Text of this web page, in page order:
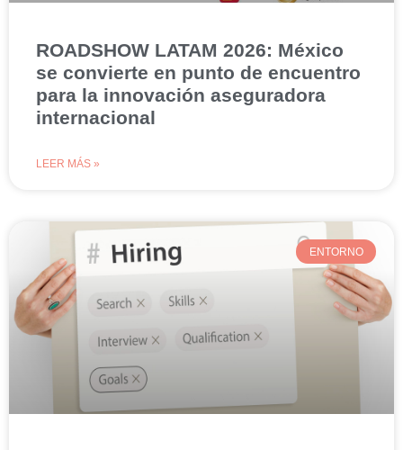
ROADSHOW LATAM 2026: México
se convierte en punto de encuentro
para la innovación aseguradora
internacional
LEER MÁS »
ENTORNO